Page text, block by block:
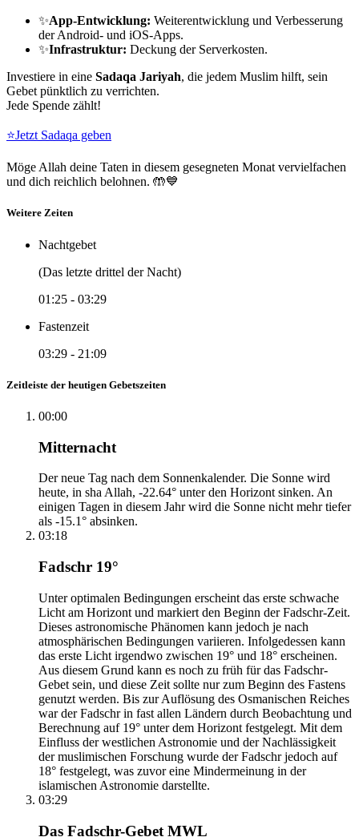
✨App-Entwicklung: Weiterentwicklung und Verbesserung
der Android- und iOS-Apps.
✨Infrastruktur: Deckung der Serverkosten.
Investiere in eine Sadaqa Jariyah, die jedem Muslim hilft, sein
Gebet pünktlich zu verrichten.
Jede Spende zählt!
⭐Jetzt Sadaqa geben
Möge Allah deine Taten in diesem gesegneten Monat vervielfachen
und dich reichlich belohnen. 🤲💙
Weitere Zeiten
Nachtgebet
(Das letzte drittel der Nacht)
01:25 - 03:29
Fastenzeit
03:29 - 21:09
Zeitleiste der heutigen Gebetszeiten
00:00
Mitternacht
Der neue Tag nach dem Sonnenkalender. Die Sonne wird
heute, in sha Allah, -22.64° unter den Horizont sinken. An
einigen Tagen in diesem Jahr wird die Sonne nicht mehr tiefer
als -15.1° absinken.
03:18
Fadschr 19°
Unter optimalen Bedingungen erscheint das erste schwache
Licht am Horizont und markiert den Beginn der Fadschr-Zeit.
Dieses astronomische Phänomen kann jedoch je nach
atmosphärischen Bedingungen variieren. Infolgedessen kann
das erste Licht irgendwo zwischen 19° und 18° erscheinen.
Aus diesem Grund kann es noch zu früh für das Fadschr-
Gebet sein, und diese Zeit sollte nur zum Beginn des Fastens
genutzt werden. Bis zur Auflösung des Osmanischen Reiches
war der Fadschr in fast allen Ländern durch Beobachtung und
Berechnung auf 19° unter dem Horizont festgelegt. Mit dem
Einfluss der westlichen Astronomie und der Nachlässigkeit
der muslimischen Forschung wurde der Fadschr jedoch auf
18° festgelegt, was zuvor eine Mindermeinung in der
islamischen Astronomie darstellte.
03:29
Das Fadschr-Gebet MWL